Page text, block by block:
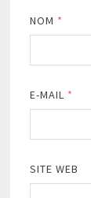
NOM *
E-MAIL *
SITE WEB